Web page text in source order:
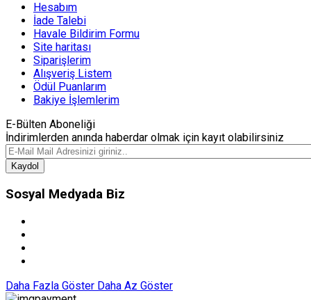
Hesabım
İade Talebi
Havale Bildirim Formu
Site haritası
Siparişlerim
Alışveriş Listem
Ödül Puanlarım
Bakiye İşlemlerim
E-Bülten Aboneliği
İndirimlerden anında haberdar olmak için kayıt olabilirsiniz
Kaydol
Sosyal Medyada Biz
Daha Fazla Göster Daha Az Göster